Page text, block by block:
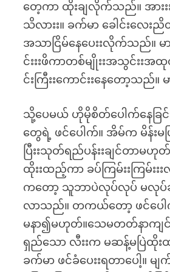
တေ့ကာ ထိုးချလိုက်သည်။ အားးး
သိလားး။ ခက်မာ ခေါင်းလေ
အသာငြိမ်နေပေးးလိုက်သည်။ မာ
င်းးးဖိကာတစ်မျိုးးအသွင်းး
င်းကြီးးကောင်းးနေတော့သည်
သို့ပေမယ် ဟိုမိုစိတ်ပေါက်နေခ
တွေရဲ့ ဖင်ပေါက်။ အိမ်က မိန်
ပြီးးသုတ်ရည်ပန်းးချင်တာမ
ထိုးးထည့်ကာ ခပ်ကြမ်းးကြမ်းး
ကတော့ သူဘာပဲလုပ်လုပ် မလုပ်ချ
လာသည်။ တကယ်တော့ ဖင်ပေါ
မနာ၍မဟုတ်။သေမတတ်နာကျ
ရှည်သော လီးးက မဆန့်မပြဲထို
ခက်မာ ဖင်ခံပေးးရတာပေါ့။